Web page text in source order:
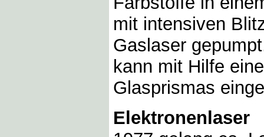
mit intensiven
Gaslaser
kann mit Hilfe
Glasprismas
Elektronenlaser